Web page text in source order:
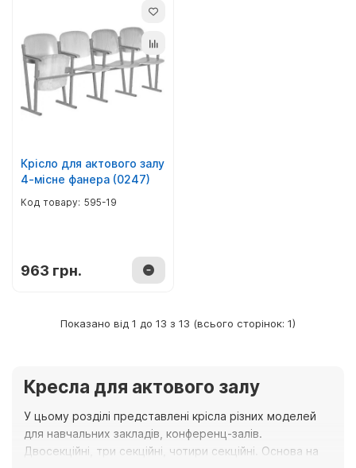
Крісло для актового залу
4-місне фанера (0247)
595-19
963 грн.
Показано від 1 до 13 з 13 (всього сторінок: 1)
Кресла для актового залу
У цьому розділі представлені крісла різних моделей
для навчальних закладів, конференц-залів.
Двосекційні, три секційні, чотири секційні. Основа на